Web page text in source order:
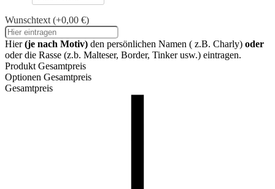
Wunschtext (+0,00 €)
Hier(je nach Motiv) den persönlichen Namen ( z.B. Charly) oder
oder die Rasse (z.b. Malteser, Border, Tinker usw.) eintragen.
Produkt Gesamtpreis
Optionen Gesamtpreis
Gesamtpreis